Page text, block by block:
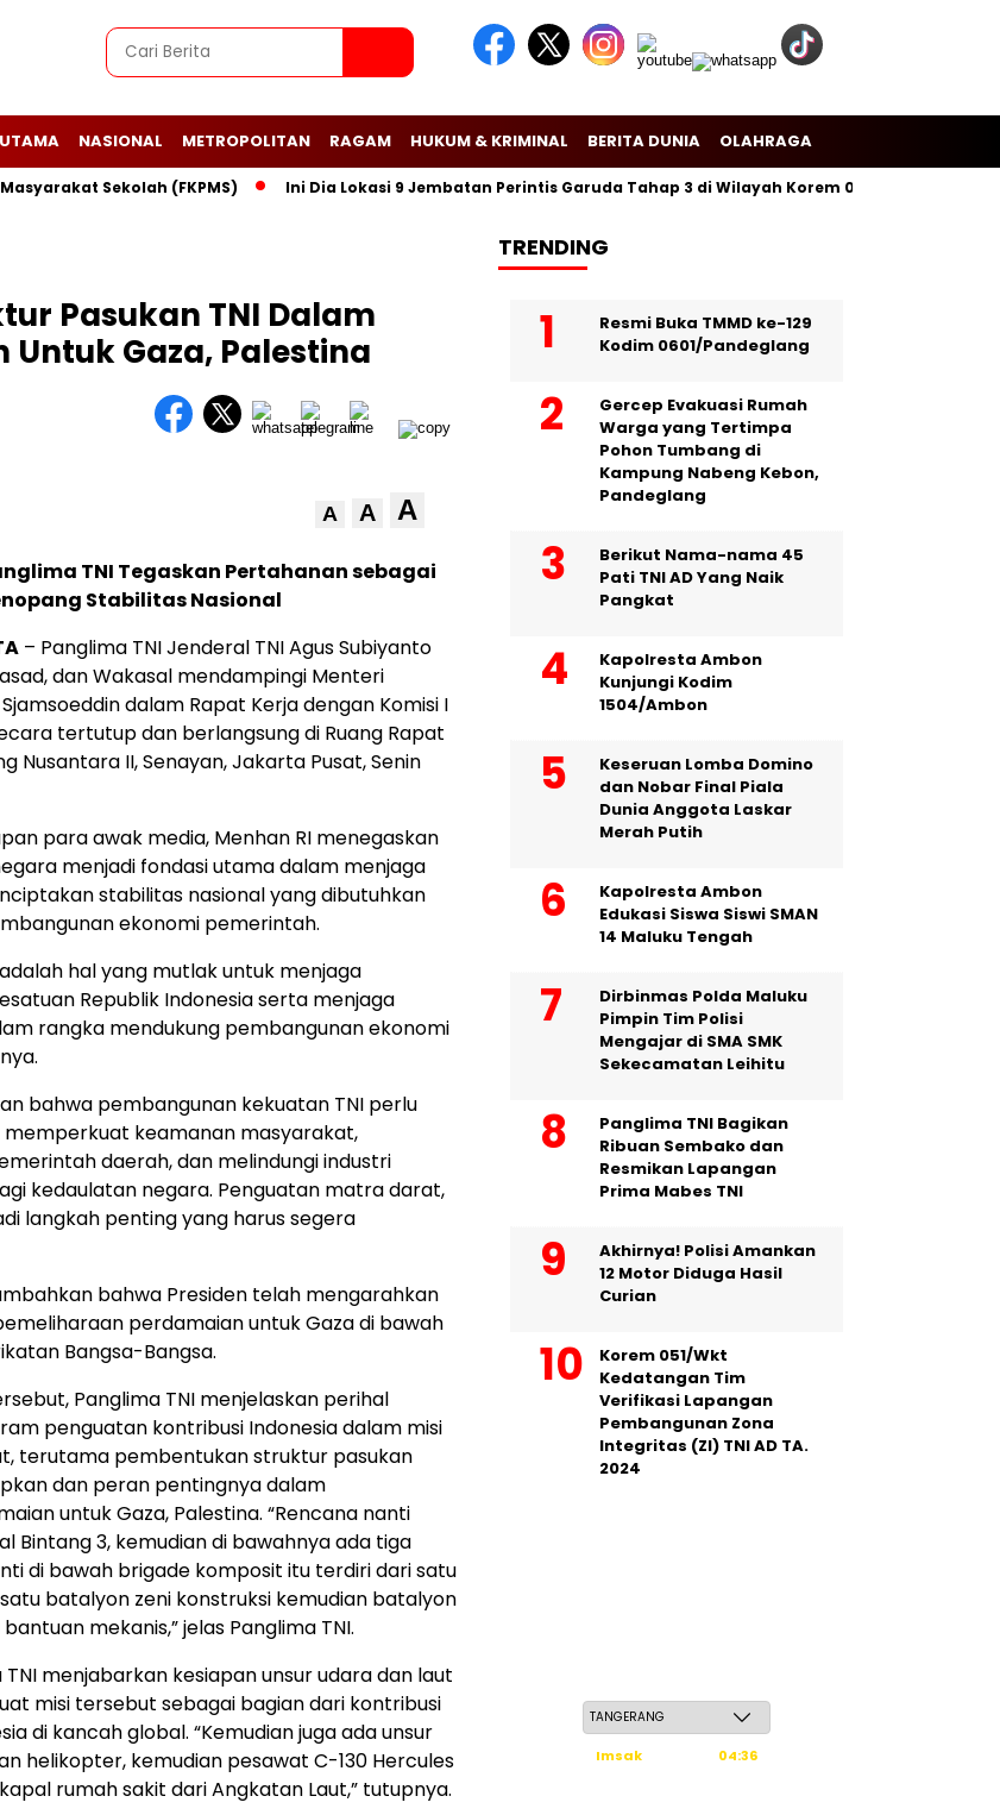
NASIONAL METROPOLITAN RAGAM HUKUM & KRIMINAL BERITA DUNIA OLAHRAGA
Sekolah (FKPMS) Ini Dia Lokasi 9 Jembatan Perintis Garuda Tahap 3 di Wilayah Korem 081/Dsj
Pasukan TNI Dalam
Gaza, Palestina
A A A
TNI Tegaskan Pertahanan sebagai
Stabilitas Nasional
– Panglima TNI Jenderal TNI Agus Subiyanto
dan Wakasal mendampingi Menteri
dalam Rapat Kerja dengan Komisi I
tertutup dan berlangsung di Ruang Rapat
Nusantara II, Senayan, Jakarta Pusat, Senin
para awak media, Menhan RI menegaskan
menjadi fondasi utama dalam menjaga
stabilitas nasional yang dibutuhkan
ekonomi pemerintah.
hal yang mutlak untuk menjaga
Republik Indonesia serta menjaga
rangka mendukung pembangunan ekonomi
bahwa pembangunan kekuatan TNI perlu
keamanan masyarakat,
daerah, dan melindungi industri
kedaulatan negara. Penguatan matra darat,
langkah penting yang harus segera
bahwa Presiden telah mengarahkan
perdamaian untuk Gaza di bawah
Bangsa-Bangsa.
Panglima TNI menjelaskan perihal
penguatan kontribusi Indonesia dalam misi
terutama pembentukan struktur pasukan
dan peran pentingnya dalam
untuk Gaza, Palestina. “Rencana nanti
Bintang 3, kemudian di bawahnya ada tiga
di bawah brigade komposit itu terdiri dari satu
batalyon zeni konstruksi kemudian batalyon
mekanis,” jelas Panglima TNI.
TNI menjabarkan kesiapan unsur udara dan laut
misi tersebut sebagai bagian dari kontribusi
di kancah global. “Kemudian juga ada unsur
helikopter, kemudian pesawat C-130 Hercules
rumah sakit dari Angkatan Laut,” tutupnya.
TRENDING
Resmi Buka TMMD ke-129
Kodim 0601/Pandeglang
Gercep Evakuasi Rumah
Warga yang Tertimpa
Pohon Tumbang di
Kampung Nabeng Kebon,
Pandeglang
Berikut Nama-nama 45
Pati TNI AD Yang Naik
Pangkat
Kapolresta Ambon
Kunjungi Kodim
1504/Ambon
Keseruan Lomba Domino
dan Nobar Final Piala
Dunia Anggota Laskar
Merah Putih
Kapolresta Ambon
Edukasi Siswa Siswi SMAN
14 Maluku Tengah
Dirbinmas Polda Maluku
Pimpin Tim Polisi
Mengajar di SMA SMK
Sekecamatan Leihitu
Panglima TNI Bagikan
Ribuan Sembako dan
Resmikan Lapangan
Prima Mabes TNI
Akhirnya! Polisi Amankan
12 Motor Diduga Hasil
Curian
Korem 051/Wkt
Kedatangan Tim
Verifikasi Lapangan
Pembangunan Zona
Integritas (ZI) TNI AD TA.
2024
Imsak
04:36